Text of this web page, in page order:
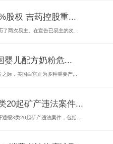
股权 吉药控股重...
两次易主。在宣告已易主的次...
婴儿配方奶粉危...
际，美国白宫正为多种重要产...
20起矿产违法案件...
报3类20起矿产违法案件，包括...